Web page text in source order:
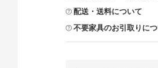
配送・送料について
不要家具のお引取りに